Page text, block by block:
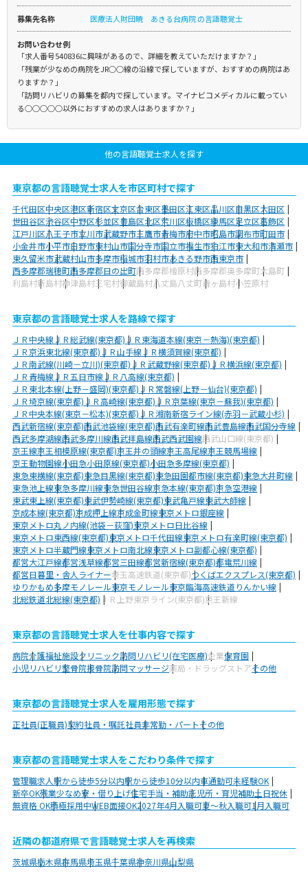
募集先名称 医療法人財団暁 あきる台病院 の言語聴覚士
お問い合わせ例
「求人番号540836に興味があるので、詳細を教えていただけますか？」
「残業が少なめの病院をJR○○線の沿線で探していますが、おすすめの病院はあ
りますか？」
「訪問リハビリの募集を都内で探しています。マイナビコメディカルに載ってい
る○○○○○以外におすすめの求人はありますか？」
他の言語聴覚士求人を探す
東京都の言語聴覚士求人を市区町村で探す
千代田区中央区港区新宿区文京区台東区墨田区江東区品川区目黒区大田区
世田谷区渋谷区中野区杉並区豊島区北区荒川区板橋区練馬区足立区葛飾区
江戸川区八王子市立川市武蔵野市三鷹市青梅市府中市昭島市調布市町田市
小金井市小平市日野市東村山市国分寺市国立市福生市狛江市東大和市清瀬市
東久留米市武蔵村山市多摩市稲城市羽村市あきる野市西東京市
西多摩郡瑞穂町西多摩郡日の出町西多摩郡檜原村西多摩郡奥多摩町大島町
利島村新島村神津島村三宅村御蔵島村八丈島八丈町青ヶ島村小笠原村
東京都の言語聴覚士求人を路線で探す
ＪＲ中央線ＪＲ総武線(東京都)ＪＲ東海道本線(東京－熱海)(東京都)
ＪＲ京浜東北線(東京都)ＪＲ山手線ＪＲ横須賀線(東京都)
ＪＲ南武線(川崎－立川)(東京都)ＪＲ武蔵野線(東京都)ＪＲ横浜線(東京都)
ＪＲ青梅線ＪＲ五日市線ＪＲ八高線(東京都)
ＪＲ東北本線(上野－盛岡)(東京都)ＪＲ常磐線(上野－仙台)(東京都)
ＪＲ埼京線(東京都)ＪＲ高崎線(東京都)ＪＲ京葉線(東京－蘇我)(東京都)
ＪＲ中央本線(東京－松本)(東京都)ＪＲ湘南新宿ライン線(赤羽－武蔵小杉)
西武新宿線(東京都)西武池袋線(東京都)西武有楽町線西武豊島線西武国分寺線
西武多摩湖線西武多摩川線西武拝島線西武西武園線西武山口線(東京都)
京王線京王相模原線(東京都)京王井の頭線京王高尾線京王競馬場線
京王動物園線小田急小田原線(東京都)小田急多摩線(東京都)
東急東横線(東京都)東急目黒線(東京都)東急田園都市線(東京都)東急大井町線
東急池上線東急多摩川線東急世田谷線京急本線(東京都)京急空港線
東武東上線(東京都)東武伊勢崎線(東京都)東武亀戸線東武大師線
京成本線(東京都)京成押上線京成金町線東京メトロ銀座線
東京メトロ丸ノ内線(池袋－荻窪)東京メトロ日比谷線
東京メトロ東西線(東京都)東京メトロ千代田線東京メトロ有楽町線(東京都)
東京メトロ半蔵門線東京メトロ南北線東京メトロ副都心線(東京都)
都営大江戸線都営浅草線都営三田線都営新宿線(東京都)都電荒川線
都営日暮里・舎人ライナー埼玉高速鉄道(東京都)つくばエクスプレス(東京都)
ゆりかもめ多摩モノレール東京モノレール東京臨海高速鉄道りんかい線
北総鉄道北総線(東京都) ＪＲ上野東京ライン(東京都)京王新線
東京都の言語聴覚士求人を仕事内容で探す
病院介護福祉施設クリニック訪問リハビリ(在宅医療)企業保育園
小児リハビリ整骨院接骨院訪問マッサージ薬局・ドラッグストアその他
東京都の言語聴覚士求人を雇用形態で探す
正社員(正職員)契約社員・嘱託社員非常勤・パートその他
東京都の言語聴覚士求人をこだわり条件で探す
管理職求人駅から徒歩5分以内駅から徒歩10分以内車通勤可未経験OK
新卒OK残業少なめ寮・借り上げ住宅手当・補助託児所・育児補助土日祝休
無資格 OK積極採用中WEB面接OK2027年4月入職可夏～秋入職可1月入職可
近隣の都道府県で言語聴覚士求人を再検索
茨城県栃木県群馬県埼玉県千葉県神奈川県山梨県